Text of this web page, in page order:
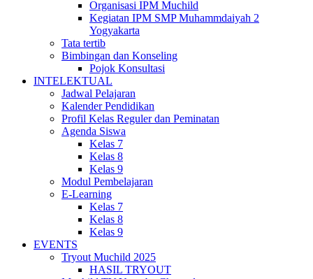
Organisasi IPM Muchild
Kegiatan IPM SMP Muhammdaiyah 2
Yogyakarta
Tata tertib
Bimbingan dan Konseling
Pojok Konsultasi
INTELEKTUAL
Jadwal Pelajaran
Kalender Pendidikan
Profil Kelas Reguler dan Peminatan
Agenda Siswa
Kelas 7
Kelas 8
Kelas 9
Modul Pembelajaran
E-Learning
Kelas 7
Kelas 8
Kelas 9
EVENTS
Tryout Muchild 2025
HASIL TRYOUT